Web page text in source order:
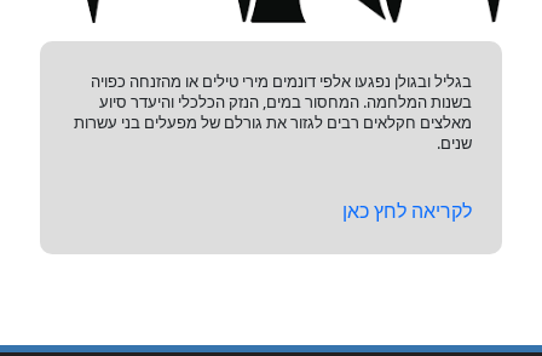
בגליל ובגולן נפגעו אלפי דונמים מירי טילים או מהזנחה כפויה
בשנות המלחמה. המחסור במים, הנזק הכלכלי והיעדר סיוע
מאלצים חקלאים רבים לגזור את גורלם של מפעלים בני עשרות
שנים.
לקריאה לחץ כאן